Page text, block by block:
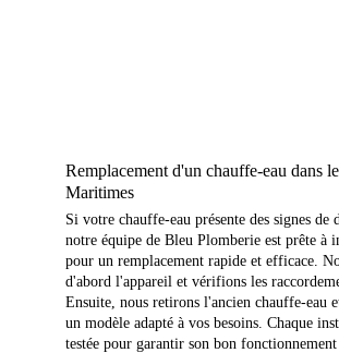
Remplacement d'un chauffe-eau dans
Maritimes
Si votre chauffe-eau présente des signes de
notre équipe de Bleu Plomberie est prête à
pour un remplacement rapide et efficace.
d'abord l'appareil et vérifions les
Ensuite, nous retirons l'ancien chauffe-eau
un modèle adapté à vos besoins. Chaque
testée pour garantir son bon fonctionnement